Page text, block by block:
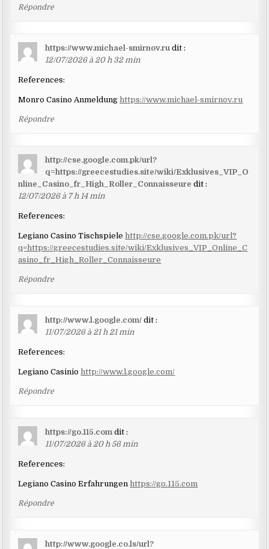
Répondre
https://www.michael-smirnov.ru dit :
12/07/2026 à 20 h 32 min
References:
Monro Casino Anmeldunghttps://www.michael-smirnov.ru
Répondre
http://cse.google.com.pk/url?
q=https://greecestudies.site/wiki/Exklusives_VIP_O
nline_Casino_fr_High_Roller_Connaisseure dit :
12/07/2026 à 7 h 14 min
References:
Legiano Casino Tischspiele http://cse.google.com.pk/url?
q=https://greecestudies.site/wiki/Exklusives_VIP_Online_C
asino_fr_High_Roller_Connaisseure
Répondre
http://www.l.google.com/ dit :
11/07/2026 à 21 h 21 min
References:
Legiano Casiniohttp://www.l.google.com/
Répondre
https://go.115.com dit :
11/07/2026 à 20 h 56 min
References:
Legiano Casino Erfahrungen https://go.115.com
Répondre
http://www.google.co.ls/url?